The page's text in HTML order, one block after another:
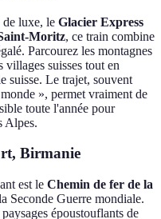
de luxe, le Glacier Express
Moritz, ce train combine
Parcourez les montagnes
villages suisses tout en
suisse. Le trajet, souvent
», permet vraiment de
toute l'année pour
Alpes.
Birmanie
est le Chemin de fer de la
Seconde Guerre mondiale.
époustouflants de